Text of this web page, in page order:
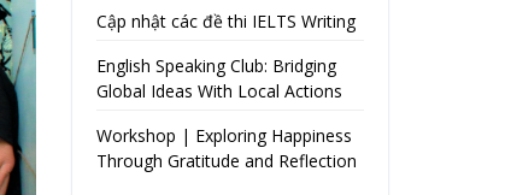
Cập nhật các đề thi IELTS Writing
English Speaking Club: Bridging
Global Ideas With Local Actions
Workshop | Exploring Happiness
Through Gratitude and Reflection